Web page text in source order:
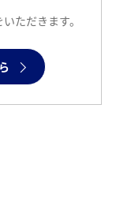
ただきます。